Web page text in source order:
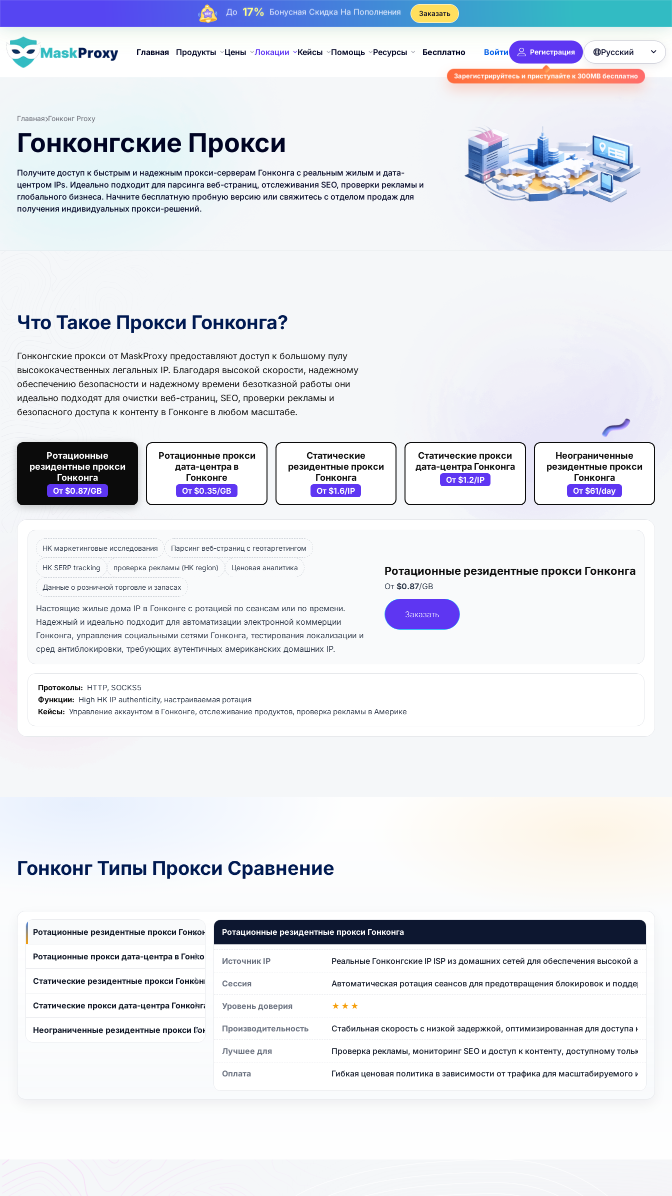
До 17% Бонусная Скидка На Пополнения
До25%Скидка На Статические Покупки IP
Заказать
Главная Продукты Цены Локации Кейсы Помощь Ресурсы Бесплатно Войти Регистрация
Зарегистрируйтесь и приступайте к300MB бесплатно
Русский 
Главная Гонконг Proxy
Гонконгские Прокси
Получите доступ к быстрым и надежным прокси-серверам Гонконга с реальным жилым и дата-
центром IPs. Идеально подходит для парсинга веб-страниц, отслеживания SEO, проверки рекламы и
глобального бизнеса. Начните бесплатную пробную версию или свяжитесь с отделом продаж для
получения индивидуальных прокси-решений.
Что Такое Прокси Гонконга?
Гонконгские прокси от MaskProxy предоставляют доступ к большому пулу
высококачественных легальных IP. Благодаря высокой скорости, надежному
обеспечению безопасности и надежному времени безотказной работы они
идеально подходят для очистки веб-страниц, SEO, проверки рекламы и
безопасного доступа к контенту в Гонконге в любом масштабе.
Ротационные
резидентные прокси
Гонконга
От$0.87/GB
Ротационные прокси
дата-центра в
Гонконге
От$0.35/GB
Статические
резидентные прокси
Гонконга
От$1.6/IP
Статические прокси
дата-центра Гонконга
От $1.2/IP
Неограниченные
резидентные прокси
Гонконга
От $61/day
HK маркетинговые исследования Парсинг веб-страниц с геотаргетингом
HK SERP tracking проверка рекламы (HK region) Ценовая аналитика
Данные о розничной торговле и запасах
Настоящие жилые дома IP в Гонконге с ротацией по сеансам или по времени.
Надежный и идеально подходит для автоматизации электронной коммерции
Гонконга, управления социальными сетями Гонконга, тестирования локализации и
сред антиблокировки, требующих аутентичных американских домашних IP.
Ротационные резидентные прокси Гонконга
От $0.87/GB
Заказать
Протоколы: HTTP, SOCKS5
Функции: High HK IP authenticity, настраиваемая ротация
Кейсы: Управление аккаунтом в Гонконге, отслеживание продуктов, проверка рекламы в Америке
Гонконг Типы Прокси Сравнение
Ротационные резидентные прокси Гонконга
Ротационные прокси дата-центра в Гонконге
Статические резидентные прокси Гонконга
Статические прокси дата-центра Гонконга
Неограниченные резидентные прокси Гонконга
Ротационные резидентные прокси Гонконга
Источник IP Реальные Гонконгские IP ISP из домашних сетей для обеспечения высокой
Сессия Автоматическая ротация сеансов для предотвращения блокировок и поддержки
Уровень доверия ★★★
Производительность Стабильная скорость с низкой задержкой, оптимизированная для доступа на
Лучшее для Проверка рекламы, мониторинг SEO и доступ к контенту, доступному только в
Оплата Гибкая ценовая политика в зависимости от трафика для масштабируемого